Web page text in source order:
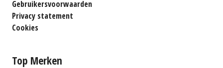
Gebruikersvoorwaarden
Privacy statement
Cookies
Top Merken